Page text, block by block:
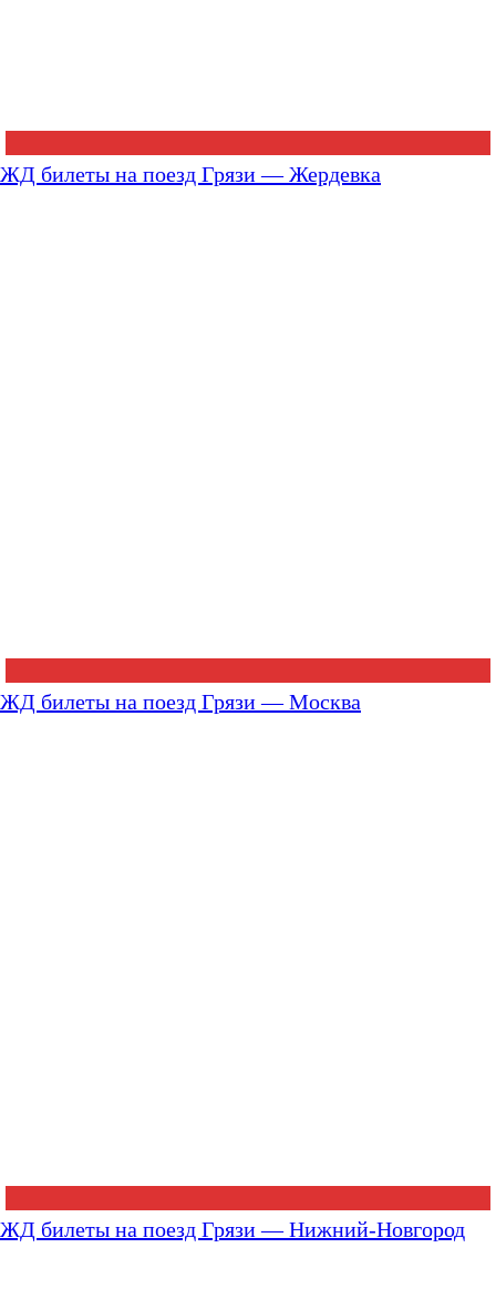
ЖД билеты на поезд Грязи — Жердевка
ЖД билеты на поезд Грязи — Москва
ЖД билеты на поезд Грязи — Нижний-Новгород